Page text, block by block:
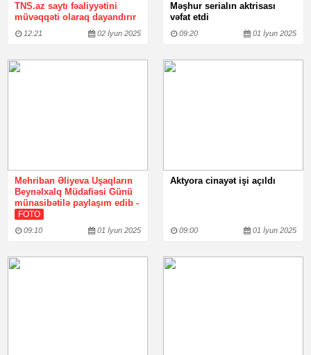
TNS.az saytı fəaliyyətini
müvəqqəti olaraq dayandırır
12:21 02 İyun 2025
Məşhur serialın aktrisası
vəfat etdi
09:20 01 İyun 2025
Mehriban Əliyeva Uşaqların
Beynəlxalq Müdafiəsi Günü
münasibətilə paylaşım edib -
FOTO
09:10 01 İyun 2025
Aktyora cinayət işi açıldı
09:00 01 İyun 2025